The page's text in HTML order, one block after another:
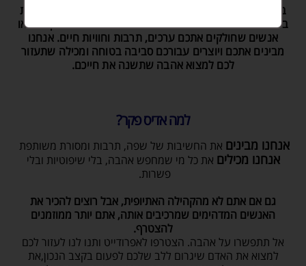
ברוכים הבאים ל-AdisFeker, אתר ההיכרויות המוביל לקהילת
ביתא ישראל ולמי שמחפש חיבור אמיתי ומשמעותי. כאן תמצאו
אנשים שחולקים אתכם ערכים, תרבות וחוויות חיים. אנחנו
מבינים אתכם ויוצרים עבורכם סביבה בטוחה ומכילה שתעזור
לכם למצוא אהבה שתשנה את חייכם.
למה אדיס פקר?
אנחנו מבינים את החשיבות של שפה, תרבות ומסורת משותפת
אנחנו מכילים את כל מי שמחפש אהבה, בלי שיפוטיות ובלי
פשרות.
גם אם אתם לא מהקהילה האתיופית, אבל רוצים להכיר את
האנשים המדהימים שמרכיבים אותה, אתם יותר ממוזמנים
להצטרף.
אל תתפשרו על אהבה. הצטרפו לאפרודייט ותנו לנו לעזור לכם
למצוא את האדם שיגרום ללב שלכם לפעום בקצב הנכון,את